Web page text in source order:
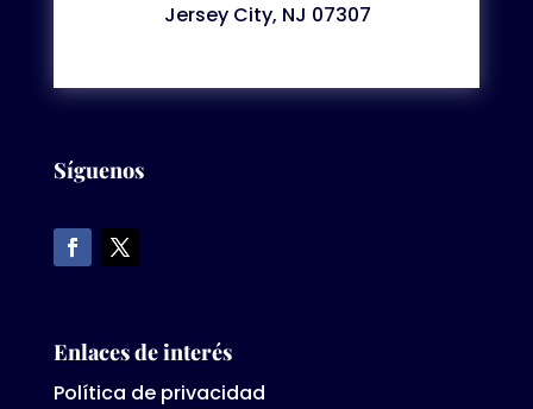
Jersey City, NJ 07307
Síguenos
Enlaces de interés
Política de privacidad